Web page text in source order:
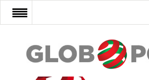
FŐOLDAL